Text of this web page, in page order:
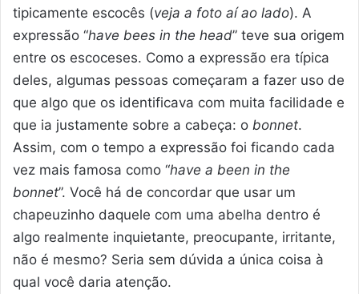
tipicamente escocês (veja a foto aí ao lado). A
expressão “have bees in the head” teve sua origem
entre os escoceses. Como a expressão era típica
deles, algumas pessoas começaram a fazer uso de
que algo que os identificava com muita facilidade e
que ia justamente sobre a cabeça: o bonnet.
Assim, com o tempo a expressão foi ficando cada
vez mais famosa como “have a been in the
bonnet”. Você há de concordar que usar um
chapeuzinho daquele com uma abelha dentro é
algo realmente inquietante, preocupante, irritante,
não é mesmo? Seria sem dúvida a única coisa à
qual você daria atenção.